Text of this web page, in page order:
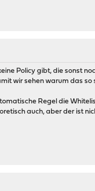
Policy gibt, die sonst
wir sehen warum das so
Regel die
auch, aber der ist